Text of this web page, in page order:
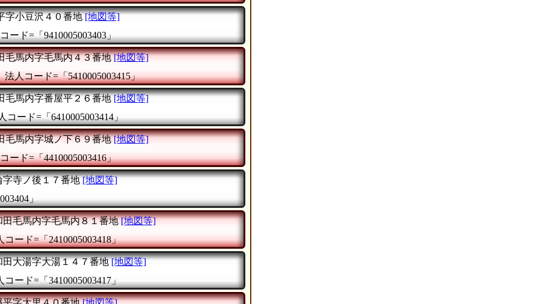
字小豆沢４０番地 [地図等]
ード=「9410005003403」
毛馬内字毛馬内４３番地 [地図等]
法人コード=「5410005003415」
毛馬内字番屋平２６番地 [地図等]
コード=「6410005003414」
毛馬内字城ノ下６９番地 [地図等]
ード=「4410005003416」
寺ノ後１７番地 [地図等]
」
毛馬内字毛馬内８１番地 [地図等]
コード=「2410005003418」
大湯字大湯１４７番地 [地図等]
コード=「3410005003417」